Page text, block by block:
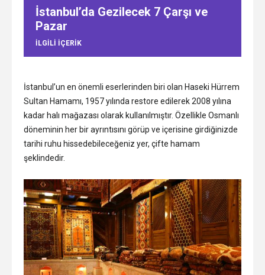
ILGILI IÇERIK
İstanbul’da Gezilecek 7 Çarşı ve
Pazar
İstanbul’un en önemli eserlerinden biri olan Haseki Hürrem
Sultan Hamamı, 1957 yılında restore edilerek 2008 yılına
kadar halı mağazası olarak kullanılmıştır. Özellikle Osmanlı
döneminin her bir ayrıntısını görüp ve içerisine girdiğinizde
tarihi ruhu hissedebileceğeniz yer, çifte hamam
şeklindedir.